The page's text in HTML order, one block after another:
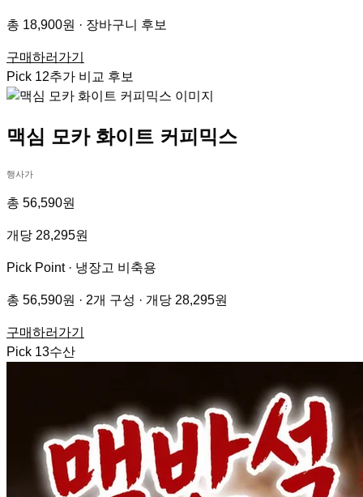
총 18,900원 · 장바구니 후보
구매하러가기
Pick 12추가 비교 후보
맥심 모카 화이트 커피믹스
행사가
총 56,590원
개당 28,295원
Pick Point · 냉장고 비축용
총 56,590원 · 2개 구성 · 개당 28,295원
구매하러가기
Pick 13수산